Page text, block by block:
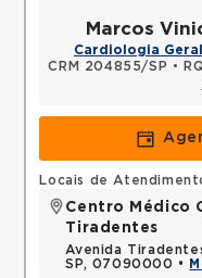
Marcos
Cardiologia Geral
CRM 204855/SP •
Locais de
Centro Médico
Tiradentes
Avenida
SP, 07090000 •